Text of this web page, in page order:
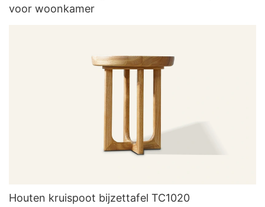
voor woonkamer
Houten kruispoot bijzettafel TC1020